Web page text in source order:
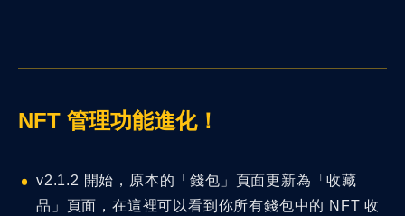
NFT 管理功能進化！
v2.1.2 開始，原本的「錢包」頁面更新為「收藏
品」頁面，在這裡可以看到你所有錢包中的 NFT 收